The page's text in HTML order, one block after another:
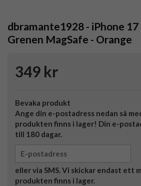
dbramante1928 - iPhone 17
Grenen MagSafe - Orange
349 kr
Bevaka produkt
Ange din e-postadress nedan så
produkten finns i lager! Din e-
till 180 dagar.
eller via SMS. Vi skickar endast ett
produkten finns i lager.